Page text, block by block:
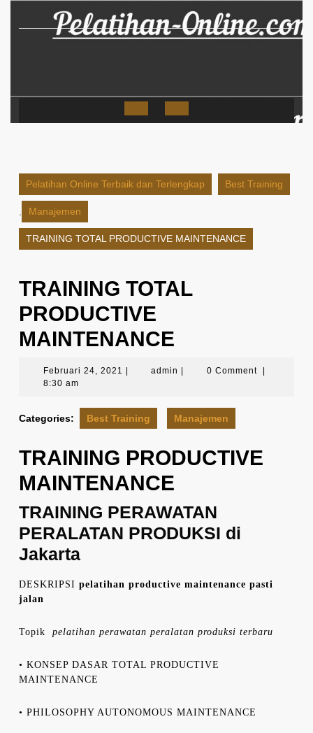
Open
Pelatihan Online Terbaik dan Terlengkap Best Training
Manajemen
TRAINING TOTAL PRODUCTIVE MAINTENANCE
TRAINING TOTAL
PRODUCTIVE
MAINTENANCE
Februari 24, 2021 Februariadmin admin 0 Comment
8:30 am
Categories: Best Training Manajemen
TRAINING PRODUCTIVE
MAINTENANCE
TRAINING PERAWATAN
PERALATAN PRODUKSI di
Jakarta
DESKRIPSI pelatihan productive maintenance pasti
jalan
Topik pelatihan perawatan peralatan produksi terbaru
• KONSEP DASAR TOTAL PRODUCTIVE
MAINTENANCE
• PHILOSOPHY AUTONOMOUS MAINTENANCE